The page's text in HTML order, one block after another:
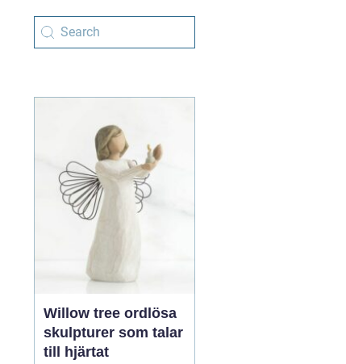
Willow tree ordlösa
skulpturer som talar
till hjärtat